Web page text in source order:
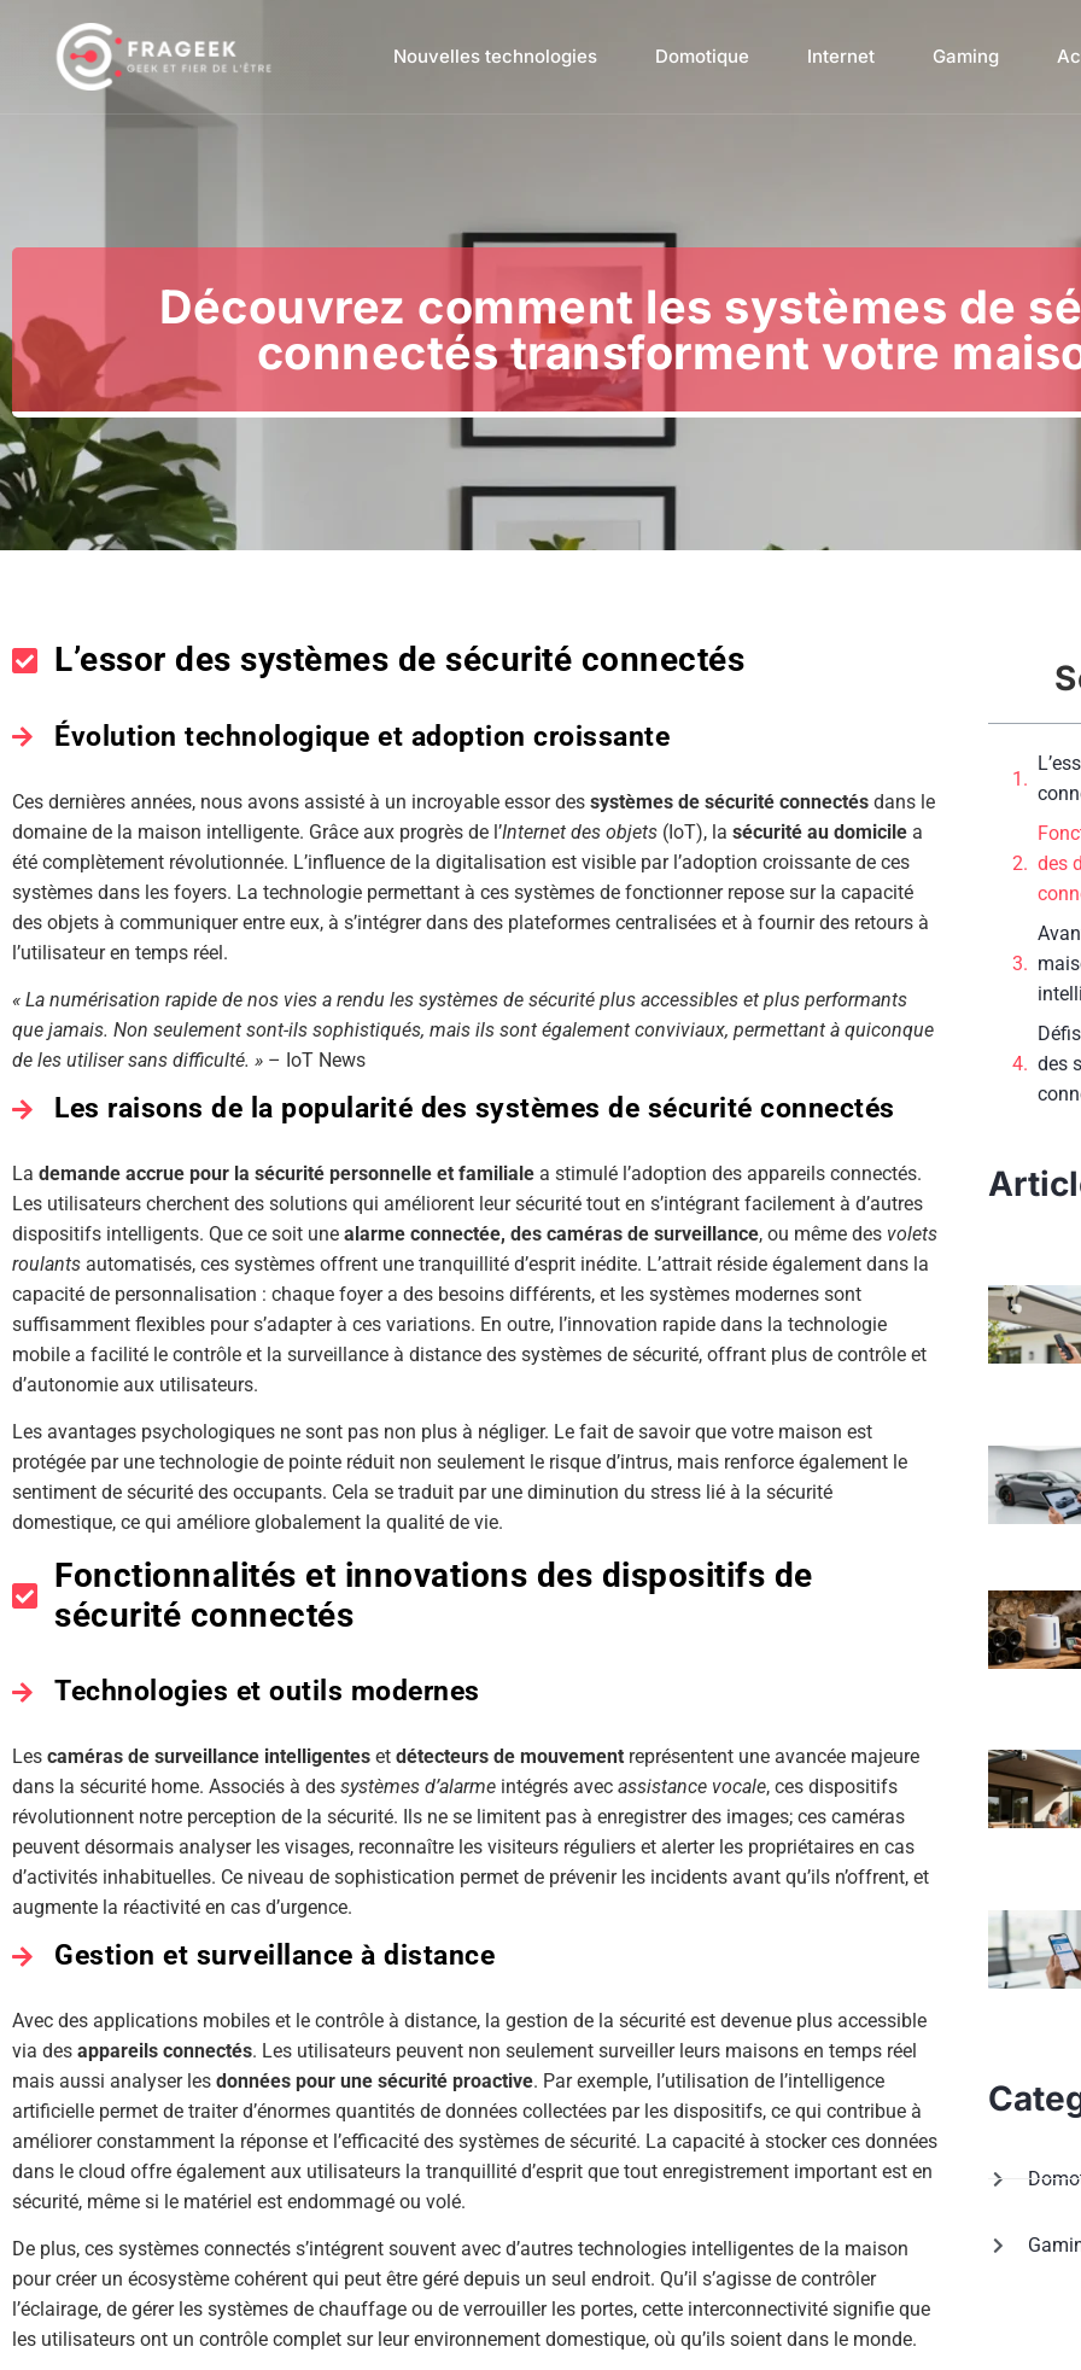
Nouvelles technologies Domotique Internet Gaming
Découvrez comment les systèmes de
connectés transforment votre
L’essor des systèmes de sécurité connectés
Évolution technologique et adoption croissante
Ces dernières années, nous avons assisté à un incroyable essor des systèmes de sécurité connectés dans le
domaine de la maison intelligente. Grâce aux progrès de l’Internet des objets (IoT), la sécurité au domicile a
été complètement révolutionnée. L’influence de la digitalisation est visible par l’adoption croissante de ces
systèmes dans les foyers. La technologie permettant à ces systèmes de fonctionner repose sur la capacité
des objets à communiquer entre eux, à s’intégrer dans des plateformes centralisées et à fournir des retours à
l’utilisateur en temps réel.
« La numérisation rapide de nos vies a rendu les systèmes de sécurité plus accessibles et plus performants
que jamais. Non seulement sont-ils sophistiqués, mais ils sont également conviviaux, permettant à quiconque
de les utiliser sans difficulté. » – IoT News
Les raisons de la popularité des systèmes de sécurité connectés
La demande accrue pour la sécurité personnelle et familiale a stimulé l’adoption des appareils connectés.
Les utilisateurs cherchent des solutions qui améliorent leur sécurité tout en s’intégrant facilement à d’autres
dispositifs intelligents. Que ce soit une alarme connectée, des caméras de surveillance, ou même des volets
roulants automatisés, ces systèmes offrent une tranquillité d’esprit inédite. L’attrait réside également dans la
capacité de personnalisation : chaque foyer a des besoins différents, et les systèmes modernes sont
suffisamment flexibles pour s’adapter à ces variations. En outre, l’innovation rapide dans la technologie
mobile a facilité le contrôle et la surveillance à distance des systèmes de sécurité, offrant plus de contrôle et
d’autonomie aux utilisateurs.
Les avantages psychologiques ne sont pas non plus à négliger. Le fait de savoir que votre maison est
protégée par une technologie de pointe réduit non seulement le risque d’intrus, mais renforce également le
sentiment de sécurité des occupants. Cela se traduit par une diminution du stress lié à la sécurité
domestique, ce qui améliore globalement la qualité de vie.
Fonctionnalités et innovations des dispositifs de
sécurité connectés
Technologies et outils modernes
Les caméras de surveillance intelligentes et détecteurs de mouvement représentent une avancée majeure
dans la sécurité home. Associés à des systèmes d’alarme intégrés avec assistance vocale, ces dispositifs
révolutionnent notre perception de la sécurité. Ils ne se limitent pas à enregistrer des images; ces caméras
peuvent désormais analyser les visages, reconnaître les visiteurs réguliers et alerter les propriétaires en cas
d’activités inhabituelles. Ce niveau de sophistication permet de prévenir les incidents avant qu’ils n’offrent, et
augmente la réactivité en cas d’urgence.
Gestion et surveillance à distance
Avec des applications mobiles et le contrôle à distance, la gestion de la sécurité est devenue plus accessible
via des appareils connectés. Les utilisateurs peuvent non seulement surveiller leurs maisons en temps réel
mais aussi analyser les données pour une sécurité proactive. Par exemple, l’utilisation de l’intelligence
artificielle permet de traiter d’énormes quantités de données collectées par les dispositifs, ce qui contribue à
améliorer constamment la réponse et l’efficacité des systèmes de sécurité. La capacité à stocker ces données
dans le cloud offre également aux utilisateurs la tranquillité d’esprit que tout enregistrement important est en
sécurité, même si le matériel est endommagé ou volé.
De plus, ces systèmes connectés s’intégrent souvent avec d’autres technologies intelligentes de la maison
pour créer un écosystème cohérent qui peut être géré depuis un seul endroit. Qu’il s’agisse de contrôler
l’éclairage, de gérer les systèmes de chauffage ou de verrouiller les portes, cette interconnectivité signifie que
les utilisateurs ont un contrôle complet sur leur environnement domestique, où qu’ils soient dans le monde.
des
des